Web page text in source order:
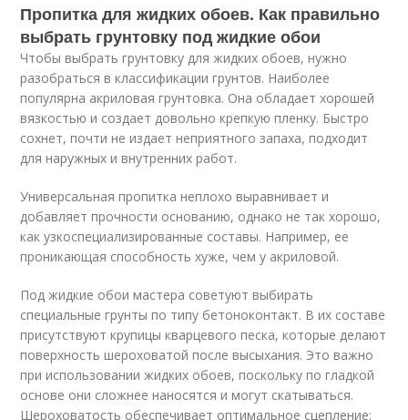
Пропитка для жидких обоев. Как правильно
выбрать грунтовку под жидкие обои
Чтобы выбрать грунтовку для жидких обоев, нужно
разобраться в классификации грунтов. Наиболее
популярна акриловая грунтовка. Она обладает хорошей
вязкостью и создает довольно крепкую пленку. Быстро
сохнет, почти не издает неприятного запаха, подходит
для наружных и внутренних работ.
Универсальная пропитка неплохо выравнивает и
добавляет прочности основанию, однако не так хорошо,
как узкоспециализированные составы. Например, ее
проникающая способность хуже, чем у акриловой.
Под жидкие обои мастера советуют выбирать
специальные грунты по типу бетоноконтакт. В их составе
присутствуют крупицы кварцевого песка, которые делают
поверхность шероховатой после высыхания. Это важно
при использовании жидких обоев, поскольку по гладкой
основе они сложнее наносятся и могут скатываться.
Шероховатость обеспечивает оптимальное сцепление: